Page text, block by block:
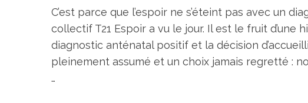
C’est parce que l’espoir ne s’éteint pas avec un
collectif T21 Espoir a vu le jour. Il est le fruit d’une
diagnostic anténatal positif et la décision
pleinement assumé et un choix jamais regretté :
…